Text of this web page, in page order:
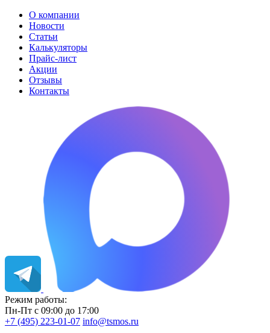
О компании
Новости
Статьи
Калькуляторы
Прайс-лист
Акции
Отзывы
Контакты
Режим работы:
Пн-Пт с 09:00 до 17:00
+7 (495) 223-01-07 info@tsmos.ru